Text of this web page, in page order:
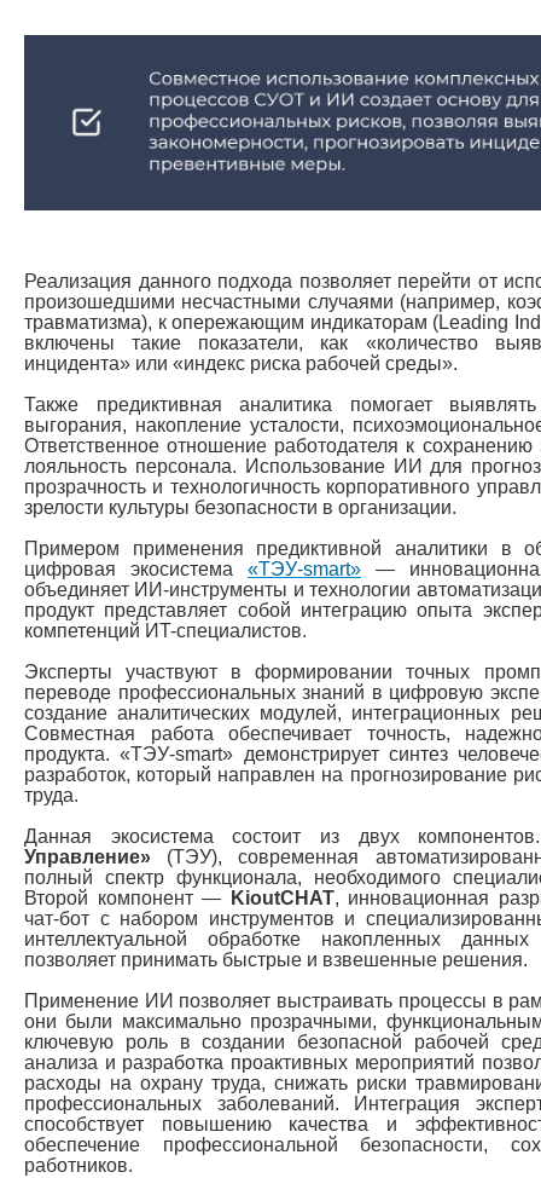
Реализация данного подхода позволяет перейти от
произошедшими несчастными случаями (например,
травматизма), к опережающим индикаторам (Leading
включены такие показатели, как «количество
инцидента» или «индекс риска рабочей среды».
Также предиктивная аналитика помогает
выгорания, накопление усталости,
Ответственное отношение работодателя к
лояльность персонала. Использование ИИ для
прозрачность и технологичность корпоративного
зрелости культуры безопасности в организации.
Примером применения предиктивной аналитики в
цифровая экосистема «ТЭУ-smart» —
объединяет ИИ-инструменты и технологии
продукт представляет собой интеграцию опыта
компетенций ИT-специалистов.
Эксперты участвуют в формировании точных
переводе профессиональных знаний в цифровую
создание аналитических модулей, интеграционных
Совместная работа обеспечивает точность,
продукта. «ТЭУ-smart» демонстрирует синтез
разработок, который направлен на прогнозирование
труда.
Данная экосистема состоит из двух
Управление» (ТЭУ), современная
полный спектр функционала, необходимого
Второй компонент —
KioutCHAT, инновационная
чат-бот с набором инструментов и
интеллектуальной обработке накопленных
позволяет принимать быстрые и взвешенные решения.
Применение ИИ позволяет выстраивать процессы в
они были максимально прозрачными,
ключевую роль в создании безопасной рабочей
анализа и разработка проактивных мероприятий
расходы на охрану труда, снижать риски
профессиональных заболеваний. Интеграция
способствует повышению качества и
обеспечение профессиональной безопасности,
работников.